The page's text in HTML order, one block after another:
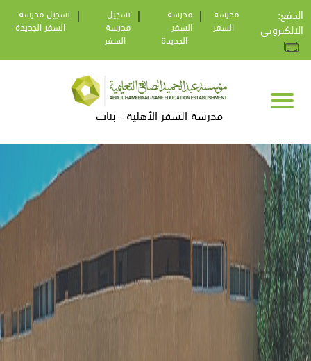
مدرسة السفر الأهلية - بنات
تسجيل مدرسة
السفر الجديدة
| تسجيل
مدرسة
السفر
| مدرسة
السفر
الجديدة
| مدرسة
السفر
:الدفع
الالكترونى